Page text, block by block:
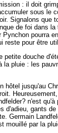
: il doit
sous le
Signalons que
de foi dans
pourra
reste pour être
douche
pluie : les
hôtel jusqu'au
n'est
d'adieu, gants
Germain
mouillé par la